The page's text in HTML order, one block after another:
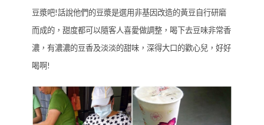
豆漿吧!話說他們的豆漿是選用非基因改造的黃豆自行研磨
而成的，甜度都可以隨客人喜愛做調整，喝下去豆味非常香
濃，有濃濃的豆香及淡淡的甜味，深得大口的歡心兒，好好
喝啊!